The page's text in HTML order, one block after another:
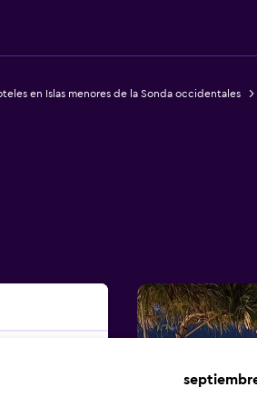
en Islas menores de la Sonda occidentales